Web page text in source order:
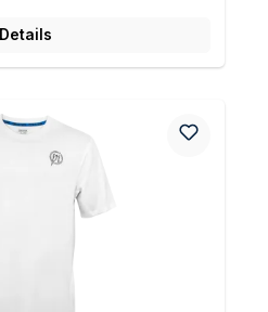
Details